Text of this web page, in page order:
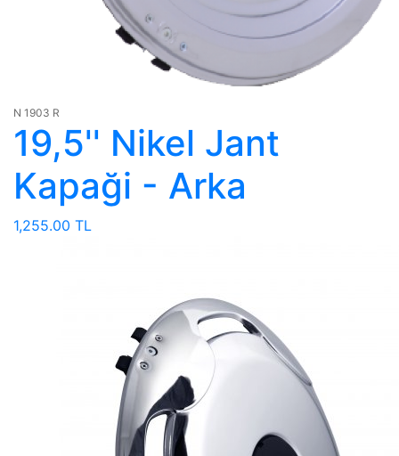
N 1903 R
19,5'' Nikel Jant
Kapaği - Arka
1,255.00 TL